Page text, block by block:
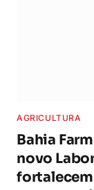
AGRICULTURA
Bahia
novo